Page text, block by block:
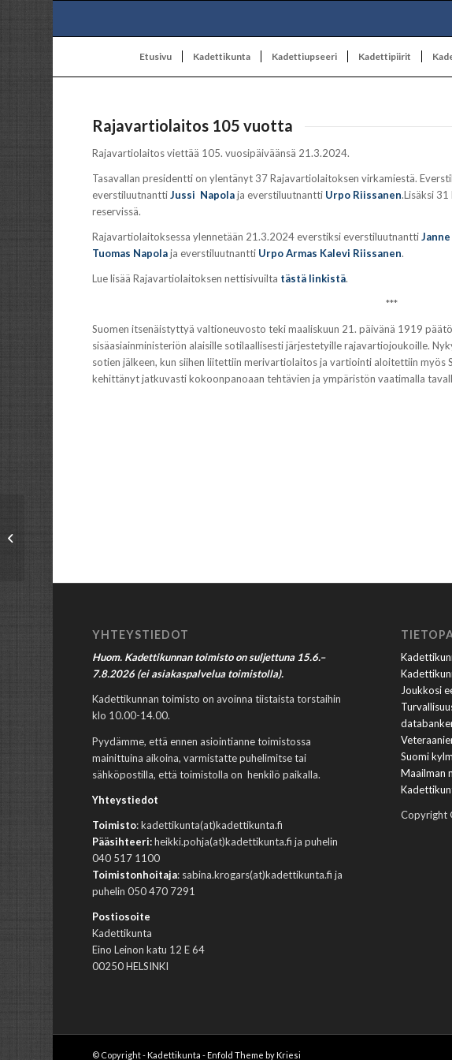
Etusivu Kadettikunta Kadettiupseeri Kadettipiirit
Rajavartiolaitos 105 vuotta
Rajavartiolaitos viettää 105. vuosipäiväänsä 21.3.2024.
Tasavallan presidentti on ylentänyt 37 Rajavartiolaitoksen virkamiestä.
everstiluutnanttiJussi Napolaja everstiluutnantti Urpo Riissanen.Lisäksi
reservissä.
Rajavartiolaitoksessa ylennetään 21.3.2024 everstiksi everstiluutnantti
Tuomas Napolaja everstiluutnantti Urpo Armas Kalevi Riissanen.
Lue lisää Rajavartiolaitoksen nettisivuilta tästä linkistä.
***
Suomen itsenäistyttyä valtioneuvosto teki maaliskuun 21. päivänä 1919
sisäasiainministeriön alaisille sotilaallisesti järjestetyille rajavartiojoukoille.
sotien jälkeen, kun siihen liitettiin merivartiolaitos ja vartiointi aloitettiin myös
kehittänyt jatkuvasti kokoonpanoaan tehtävien ja ympäristön vaatimalla
YHTEYSTIEDOT
Huom. Kadettikunnan toimisto on suljettuna 15.6.–
7.8.2026 (ei asiakaspalvelua toimistolla).
Kadettikunnan toimisto on avoinna tiistaista torstaihin
klo 10.00-14.00.
Pyydämme, että ennen asiointianne toimistossa
mainittuina aikoina, varmistatte puhelimitse tai
sähköpostilla, että toimistolla on henkilö paikalla.
Yhteystiedot
Toimisto: kadettikunta(at)kadettikunta.fi
Pääsihteeri:heikki.pohja(at)kadettikunta.fi ja puhelin
040 517 1100
Toimistonhoitaja: sabina.krogars(at)kadettikunta.fi ja
puhelin 050 470 7291
Postiosoite
Kadettikunta
Eino Leinon katu 12 E 64
00250 HELSINKI
Joukkosi
Suomi
Maailman
Copyright
© Copyright -Kadettikunta -Enfold Theme by Kriesi